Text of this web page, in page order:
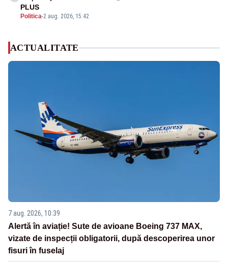
Politica-2 aug. 2026, 15:42
PLUS
ACTUALITATE
7 aug. 2026, 10:39
Alertă în aviație! Sute de avioane Boeing 737 MAX,
vizate de inspecții obligatorii, după descoperirea unor
fisuri în fuselaj